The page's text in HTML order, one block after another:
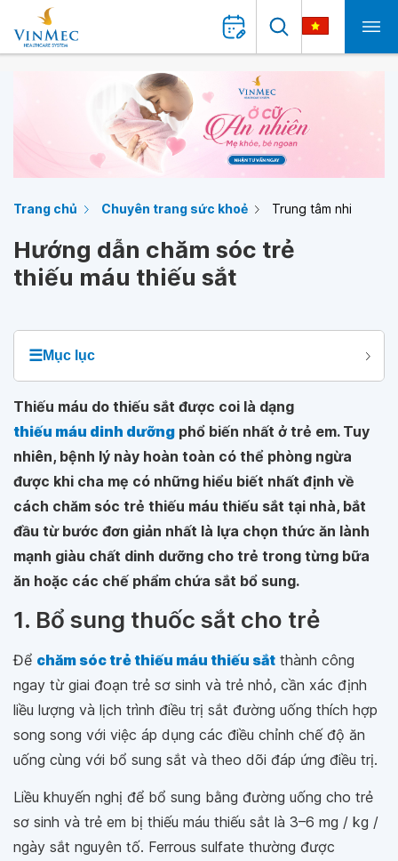
Trang chủ Chuyên trang sức khoẻ Trung tâm nhi
Hướng dẫn chăm sóc trẻ
thiếu máu thiếu sắt
☰Mục lục
Thiếu máu do thiếu sắt được coi là dạng
thiếu máu dinh dưỡng phổ biến nhất ở trẻ em. Tuy
nhiên, bệnh lý này hoàn toàn có thể phòng ngừa
được khi cha mẹ có những hiểu biết nhất định về
cách chăm sóc trẻ thiếu máu thiếu sắt tại nhà, bắt
đầu từ bước đơn giản nhất là lựa chọn thức ăn lành
mạnh giàu chất dinh dưỡng cho trẻ trong từng bữa
ăn hoặc các chế phẩm chứa sắt bổ sung.
1. Bổ sung thuốc sắt cho trẻ
Để chăm sóc trẻ thiếu máu thiếu sắt thành công
ngay từ giai đoạn trẻ sơ sinh và trẻ nhỏ, cần xác định
liều lượng và lịch trình điều trị sắt đường uống thích hợp
song song với việc áp dụng các điều chỉnh chế độ ăn
uống cùng với bổ sung sắt và theo dõi đáp ứng điều trị.
Liều khuyến nghị để bổ sung bằng đường uống cho trẻ
sơ sinh và trẻ em bị thiếu máu thiếu sắt là 3–6 mg / kg /
ngày sắt nguyên tố. Ferrous sulfate thường được